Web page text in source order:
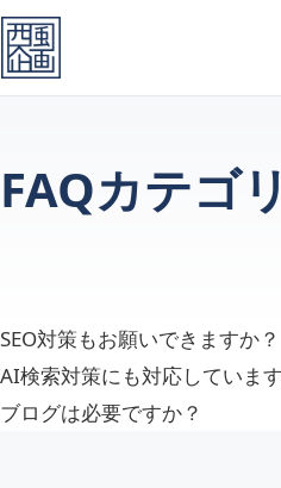
メインコンテンツへスキップ
FAQカテゴ
SEO対策もお願いできますか？
AI検索対策にも対応していま
ブログは必要ですか？